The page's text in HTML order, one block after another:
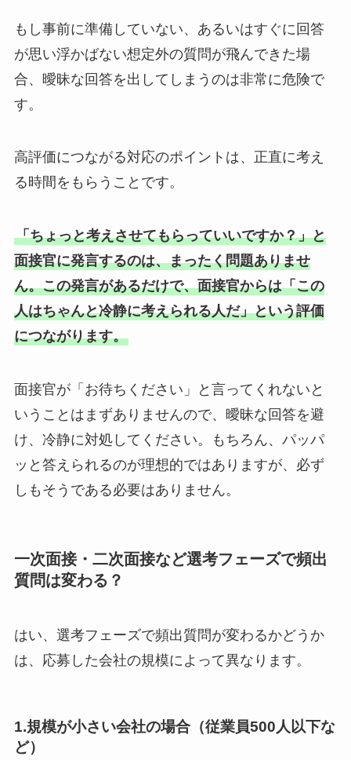
もし事前に準備していない、あるいはすぐに回答
が思い浮かばない想定外の質問が飛んできた場
合、曖昧な回答を出してしまうのは非常に危険で
す。
高評価につながる対応のポイントは、正直に考え
る時間をもらうことです。
「ちょっと考えさせてもらっていいですか？」と
面接官に発言するのは、まったく問題ありませ
ん。この発言があるだけで、面接官からは「この
人はちゃんと冷静に考えられる人だ」という評価
につながります。
面接官が「お待ちください」と言ってくれないと
いうことはまずありませんので、曖昧な回答を避
け、冷静に対処してください。もちろん、パッパ
ッと答えられるのが理想的ではありますが、必ず
しもそうである必要はありません。
一次面接・二次面接など選考フェーズで頻出
質問は変わる？
はい、選考フェーズで頻出質問が変わるかどうか
は、応募した会社の規模によって異なります。
1.規模が小さい会社の場合（従業員500人以下な
ど）